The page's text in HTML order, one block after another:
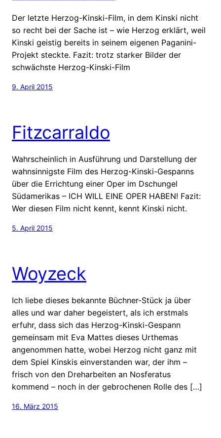
Der letzte Herzog-Kinski-Film, in dem Kinski nicht
so recht bei der Sache ist – wie Herzog erklärt, weil
Kinski geistig bereits in seinem eigenen Paganini-
Projekt steckte. Fazit: trotz starker Bilder der
schwächste Herzog-Kinski-Film
9. April 2015
Fitzcarraldo
Wahrscheinlich in Ausführung und Darstellung der
wahnsinnigste Film des Herzog-Kinski-Gespanns
über die Errichtung einer Oper im Dschungel
Südamerikas – ICH WILL EINE OPER HABEN! Fazit:
Wer diesen Film nicht kennt, kennt Kinski nicht.
5. April 2015
Woyzeck
Ich liebe dieses bekannte Büchner-Stück ja über
alles und war daher begeistert, als ich erstmals
erfuhr, dass sich das Herzog-Kinski-Gespann
gemeinsam mit Eva Mattes dieses Urthemas
angenommen hatte, wobei Herzog nicht ganz mit
dem Spiel Kinskis einverstanden war, der ihm –
frisch von den Dreharbeiten an Nosferatus
kommend – noch in der gebrochenen Rolle des […]
16. März 2015